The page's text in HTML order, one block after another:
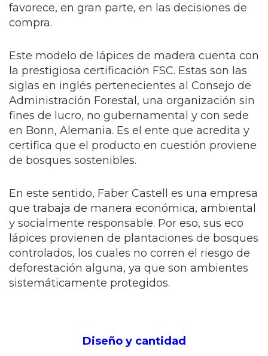
favorece, en gran parte, en las decisiones de
compra.
Este modelo de lápices de madera cuenta con
la prestigiosa certificación FSC. Estas son las
siglas en inglés pertenecientes al Consejo de
Administración Forestal, una organización sin
fines de lucro, no gubernamental y con sede
en Bonn, Alemania. Es el ente que acredita y
certifica que el producto en cuestión proviene
de bosques sostenibles.
En este sentido, Faber Castell es una empresa
que trabaja de manera económica, ambiental
y socialmente responsable. Por eso, sus eco
lápices provienen de plantaciones de bosques
controlados, los cuales no corren el riesgo de
deforestación alguna, ya que son ambientes
sistemáticamente protegidos.
Diseño y cantidad